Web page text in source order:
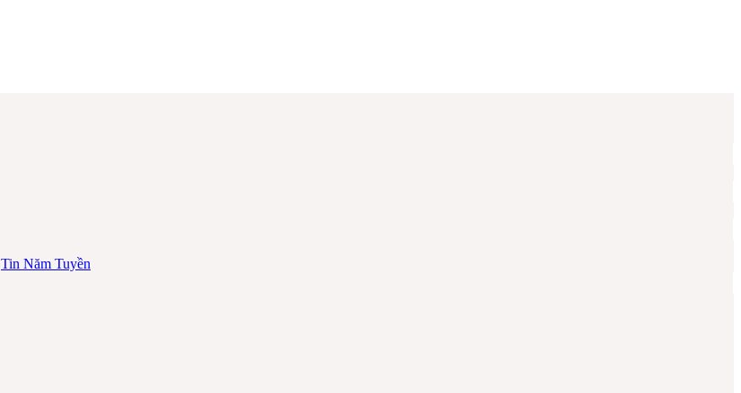
Tin Năm Tuyền